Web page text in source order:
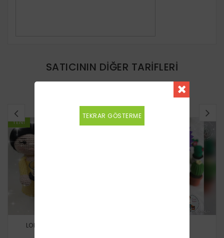
SATICININ DIĞER TARIFLERI
BENZER TARIFLER
YENI
LOKUMCU KIZ TARİFİ
TEKRAR GÖSTERME